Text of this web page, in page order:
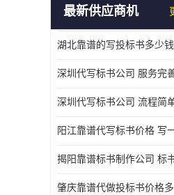
最新供应商机
深圳代写标书公司 服务完
深圳代写标书公司 流程简